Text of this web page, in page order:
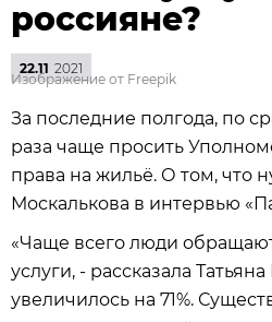
россияне?
22.11 2021
Изображение от Freepik
За последние полгода, по
раза чаще просить
права на жильё. О том, что
Москалькова в интервью
«Чаще всего люди
услуги, - рассказала
увеличилось на 71%​.